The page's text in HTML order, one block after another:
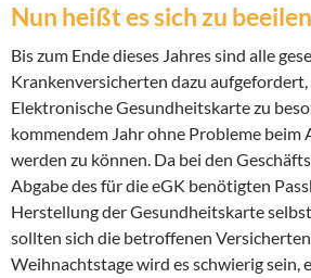
Nun heißt es sich zu
Bis zum Ende dieses Jahres sind alle
Krankenversicherten dazu aufgefordert,
Elektronische Gesundheitskarte zu
kommendem Jahr ohne Probleme beim
werden zu können. Da bei den
Abgabe des für die eGK benötigten
Herstellung der Gesundheitskarte
sollten sich die betroffenen
Weihnachtstage wird es schwierig sein,